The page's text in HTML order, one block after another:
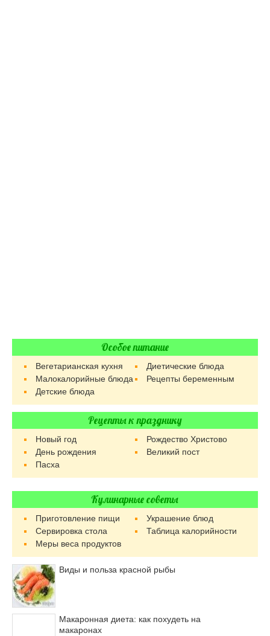
Особое питание
Вегетарианская кухня
Диетические блюда
Малокалорийные блюда
Рецепты беременным
Детские блюда
Рецепты к празднику
Новый год
Рождество Христово
День рождения
Великий пост
Пасха
Кулинарные советы
Приготовление пищи
Украшение блюд
Сервировка стола
Таблица калорийности
Меры веса продуктов
Виды и польза красной рыбы
Макаронная диета: как похудеть на
макаронах